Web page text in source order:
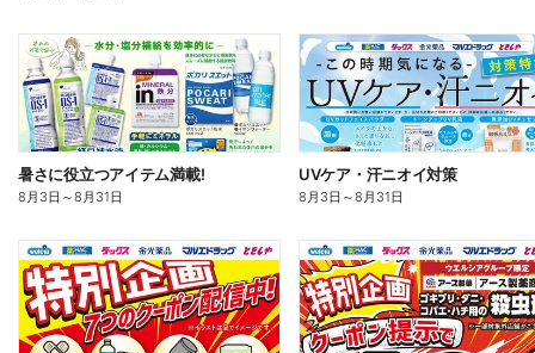
暑さに役立つアイテム満載!
8月3日 ～8月31日
UVケア・汗ニオイ対策
8月3日 ～8月31日